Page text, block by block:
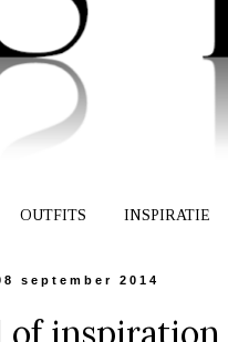
OUTFITS INSPIRATIE
september 2014
of inspiration